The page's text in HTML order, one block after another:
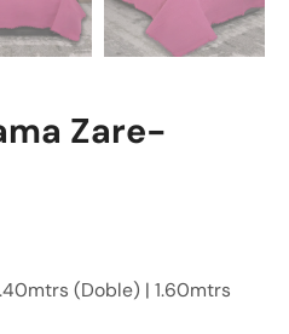
Zare-
(Doble) | 1.60mtrs